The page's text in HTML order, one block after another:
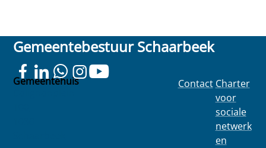
Gemeentebestuur Schaarbeek
Gemeentehuis
Contact Charter
voor
sociale
netwerk
en